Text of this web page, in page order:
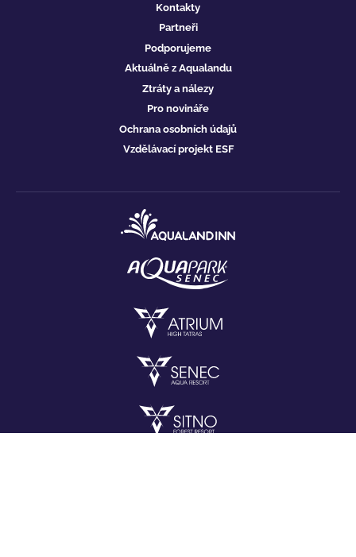
Kontakty
Partneři
Podporujeme
Aktuálně z Aqualandu
Ztráty a nálezy
Pro novináře
Ochrana osobních údajů
Vzdělávací projekt ESF